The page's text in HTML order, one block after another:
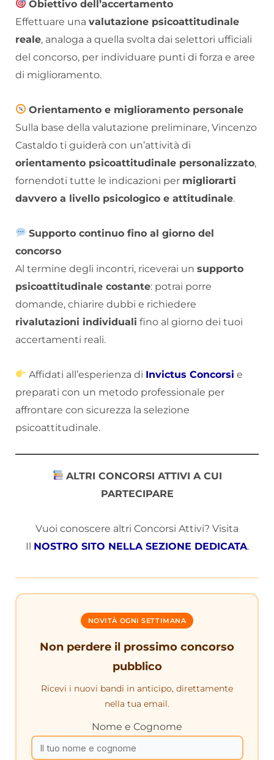
Obiettivo dell’accertamento
Effettuare una valutazione psicoattitudinale
reale, analoga a quella svolta dai selettori ufficiali
del concorso, per individuare punti di forza e aree
di miglioramento.
Orientamento e miglioramento personale
Sulla base della valutazione preliminare, Vincenzo
Castaldo ti guiderà con un’attività di
orientamento psicoattitudinale personalizzato,
fornendoti tutte le indicazioni per migliorarti
davvero a livello psicologico e attitudinale.
Supporto continuo fino al giorno del
concorso
Al termine degli incontri, riceverai un supporto
psicoattitudinale costante: potrai porre
domande, chiarire dubbi e richiedere
rivalutazioni individuali fino al giorno dei tuoi
accertamenti reali.
Affidati all’esperienza di Invictus Concorsi e
preparati con un metodo professionale per
affrontare con sicurezza la selezione
psicoattitudinale.
ALTRI CONCORSI ATTIVI A CUI
PARTECIPARE
Vuoi conoscere altri Concorsi Attivi? Visita
Il NOSTRO SITO NELLA SEZIONE DEDICATA.
NOVITÀ OGNI SETTIMANA
Non perdere il prossimo concorso
pubblico
Ricevi i nuovi bandi in anticipo, direttamente
nella tua email.
Nome e Cognome